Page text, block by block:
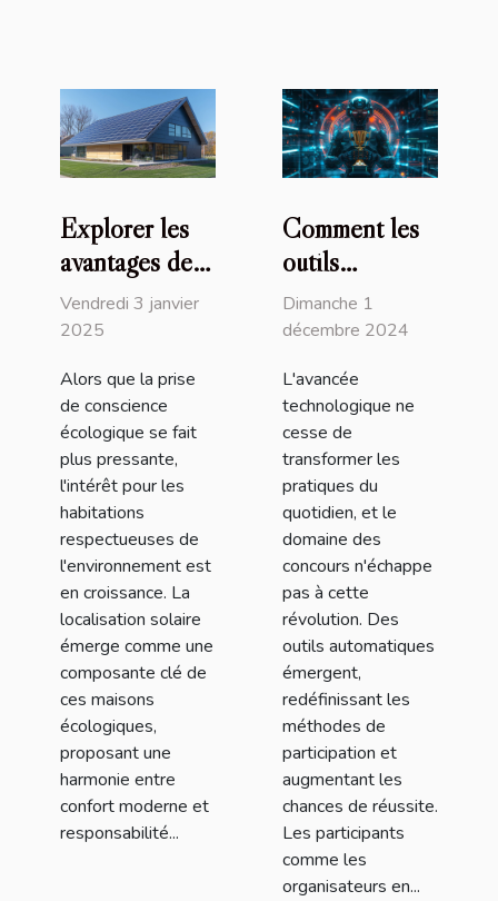
Explorer les
avantages de
la localisation
solaire pour
écologiques
Vendredi 3 janvier
2025
Alors que la prise
de conscience
écologique se fait
plus pressante,
l'intérêt pour les
habitations
respectueuses de
l'environnement est
en croissance. La
localisation solaire
émerge comme une
composante clé de
ces maisons
écologiques,
proposant une
harmonie entre
confort moderne et
responsabilité...
Comment les
outils
automatiques
révolutionnent
la participation
aux concours
Dimanche 1
décembre 2024
L'avancée
technologique ne
cesse de
transformer les
pratiques du
quotidien, et le
domaine des
concours n'échappe
pas à cette
révolution. Des
outils automatiques
émergent,
redéfinissant les
méthodes de
participation et
augmentant les
chances de réussite.
Les participants
comme les
organisateurs en...